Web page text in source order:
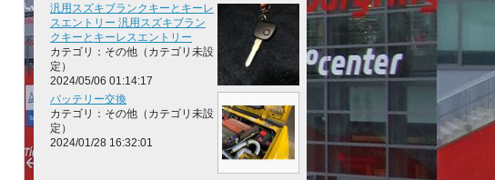
汎用スズキブランクキーとキーレ
スエントリー 汎用スズキブラン
クキーとキーレスエントリー
カテゴリ：その他（カテゴリ未設
定）
2024/05/06 01:14:17
バッテリー交換
カテゴリ：その他（カテゴリ未設
定）
2024/01/28 16:32:01